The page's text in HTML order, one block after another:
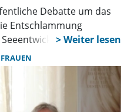
Debatte um das
Entschlammung
Verschlammung
zu nutzen.
FRAUEN